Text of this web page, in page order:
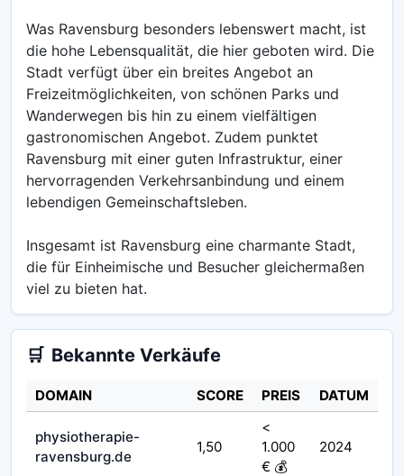
Was Ravensburg besonders lebenswert macht, ist
die hohe Lebensqualität, die hier geboten wird. Die
Stadt verfügt über ein breites Angebot an
Freizeitmöglichkeiten, von schönen Parks und
Wanderwegen bis hin zu einem vielfältigen
gastronomischen Angebot. Zudem punktet
Ravensburg mit einer guten Infrastruktur, einer
hervorragenden Verkehrsanbindung und einem
lebendigen Gemeinschaftsleben.
Insgesamt ist Ravensburg eine charmante Stadt,
die für Einheimische und Besucher gleichermaßen
viel zu bieten hat.
🛒 Bekannte Verkäufe
DOMAIN SCORE PREIS DATUM
physiotherapie-
ravensburg.de
1,50
<
1.000
€ 💰
2024